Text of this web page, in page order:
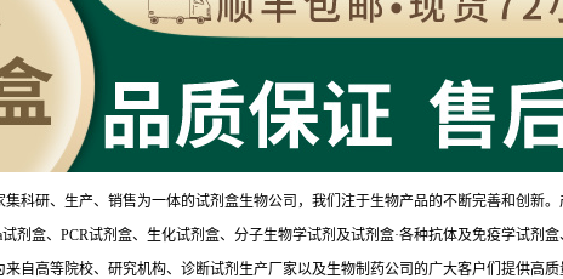
科研、生产、销售为一体的试剂盒生物公司，我们注于生物产品的不断完善和创新
剂盒、PCR试剂盒、生化试剂盒、分子生物学试剂及试剂盒·各种抗体及免疫学试
自高等院校、研究机构、诊断试剂生产厂家以及生物制药公司的广大客户们提供高